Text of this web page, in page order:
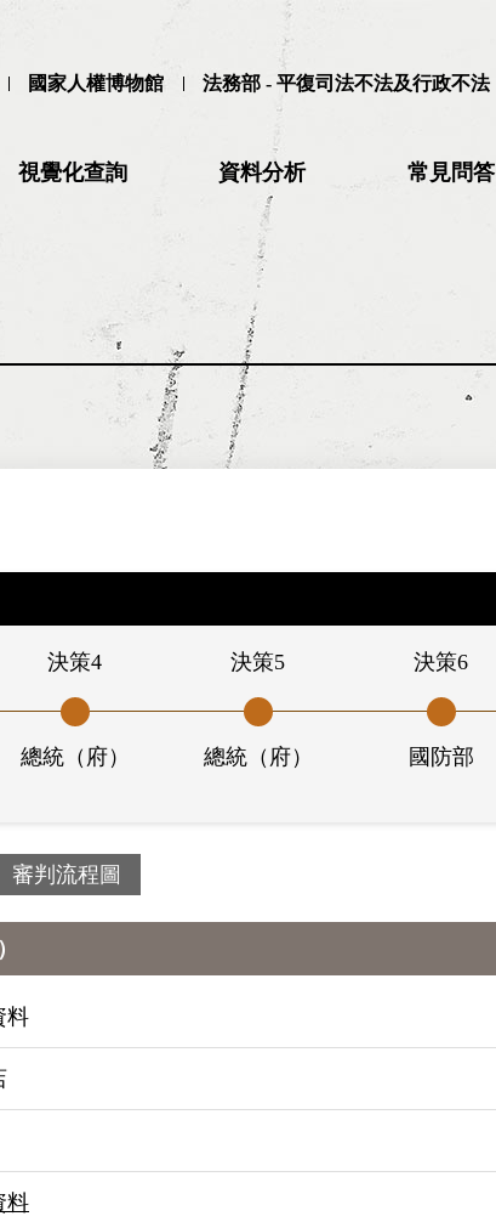
國家人權博物館 法務部 - 平復司法不法及行政不法
視覺化查詢 資料分析 常見問答
決策4
總統（府）
決策5
總統（府）
決策6
國防部
審判流程圖
料
料